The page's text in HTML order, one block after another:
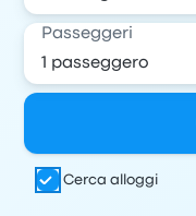
Passeggeri
Cerca alloggi